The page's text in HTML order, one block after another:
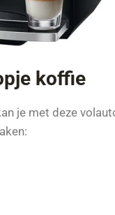
koffie
je met deze